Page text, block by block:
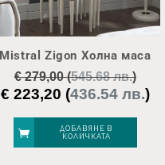
Mistral Zigon Холна маса
€279,00(545.68 лв.)
Original
was:
€ 279,00.
€ 223,20 (436.54 лв.)
ДОБАВЯНЕ В
КОЛИЧКАТА